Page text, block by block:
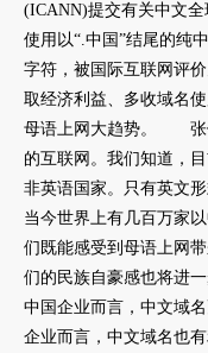
(ICANN)提交有关中文
使用以“.中国”结尾的
字符，被国际互联网评
取经济利益、多收域名
母语上网大趋势。 张
的互联网。我们知道，
非英语国家。只有英文
当今世界上有几百万家
们既能感受到母语上网
们的民族自豪感也将进
中国企业而言，中文域
企业而言，中文域名也